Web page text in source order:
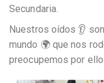
Secundaria.
Nuestros oídos 👂
mundo 🌍 que nos
preocupemos por